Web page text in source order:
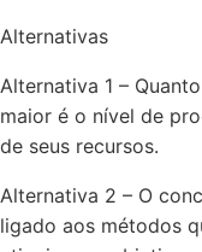
Alternativas
Alternativa 1 –
maior é o nível de
de seus recursos.
Alternativa 2 – O
ligado aos métodos